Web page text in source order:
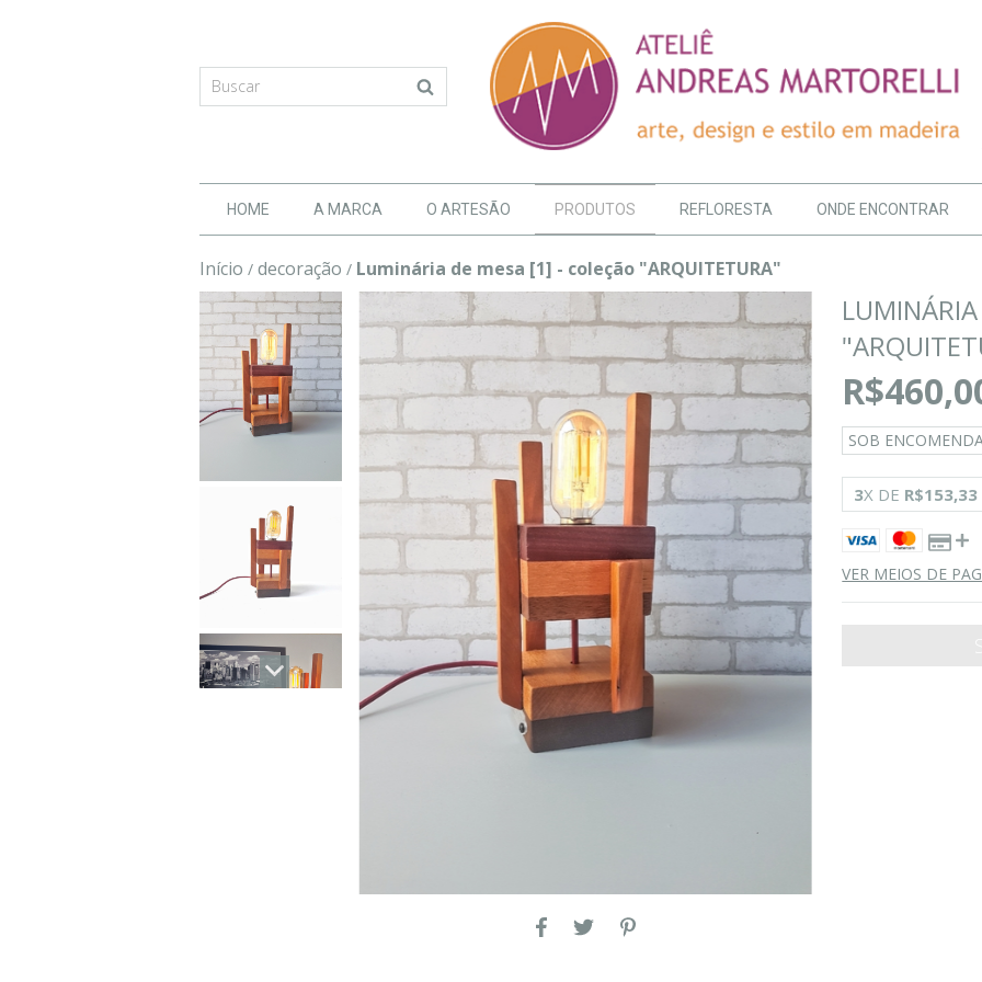
HOME A MARCA O ARTESÃO PRODUTOS REFLORESTA ONDE ENCONTRAR
Início / decoração / Luminária de mesa [1] - coleção "ARQUITETURA"
SOB
3X DE R$153,33
VER MEIOS DE